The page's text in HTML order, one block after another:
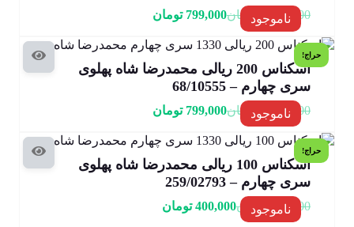
ناموجود
1,200,000 تومان799,000 تومان
حراج!
ناموجود
اسکناس 200 ریالی محمدرضا شاه پهلوی
سری چهارم – 68/10555
1,100,000 تومان799,000 تومان
حراج!
ناموجود
اسکناس 100 ریالی محمدرضا شاه پهلوی
سری چهارم – 259/02793
700,000 تومان400,000 تومان